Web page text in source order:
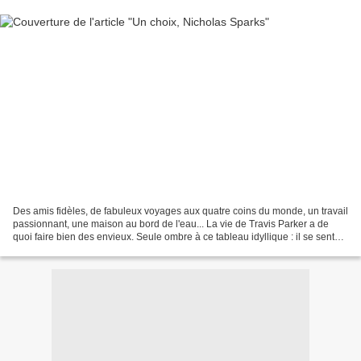
Des amis fidèles, de fabuleux voyages aux quatre coins du monde, un travail
passionnant, une maison au bord de l'eau... La vie de Travis Parker a de
quoi faire bien des envieux. Seule ombre à ce tableau idyllique : il se sent